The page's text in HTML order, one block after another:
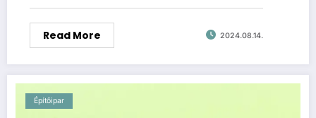
Read More 2024.08.14.
Építőipar